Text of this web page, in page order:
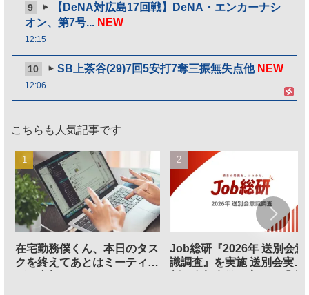
9
【DeNA対広島17回戦】DeNA・エンカーナシ
オン、第7号... NEW
12:15
10 SB上茶谷(29)7回5安打7奪三振無失点他 NEW
12:06
こちらも人気記事です
在宅勤務僕くん、本日のタス
クを終えてあとはミーティン
Job総研『2026年 送別会意
識調査』を実施 送別会実施